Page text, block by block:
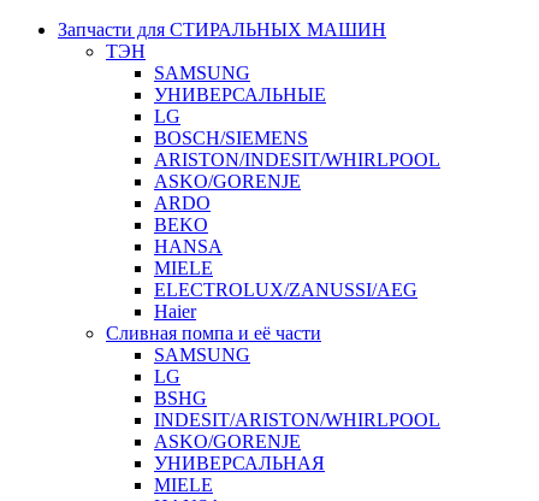
Запчасти для СТИРАЛЬНЫХ МАШИН
ТЭН
SAMSUNG
УНИВЕРСАЛЬНЫЕ
LG
BOSCH/SIEMENS
ARISTON/INDESIT/WHIRLPOOL
ASKO/GORENJE
ARDO
BEKO
HANSA
MIELE
ELECTROLUX/ZANUSSI/AEG
Haier
Сливная помпа и её части
SAMSUNG
LG
BSHG
INDESIT/ARISTON/WHIRLPOOL
ASKO/GORENJE
УНИВЕРСАЛЬНАЯ
MIELE